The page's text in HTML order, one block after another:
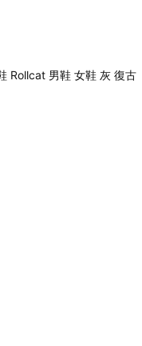
Rollcat 男鞋 女鞋 灰 復古